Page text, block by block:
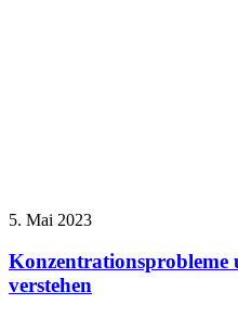
5. Mai 2023
Konzentrationsprobleme
verstehen